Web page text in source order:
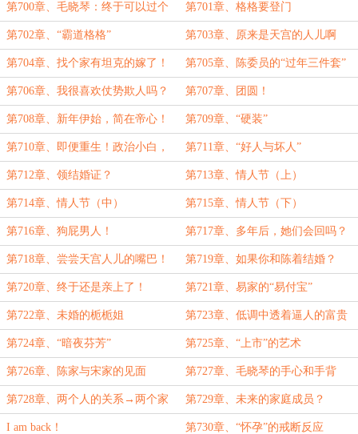
第700章、毛晓琴：终于可以过个
安心年了！
第701章、格格要登门
第702章、“霸道格格” 第703章、原来是天宫的人儿啊
第704章、找个家有坦克的嫁了！ 第705章、陈委员的“过年三件套”
第706章、我很喜欢仗势欺人吗？ 第707章、团圆！
第708章、新年伊始，简在帝心！ 第709章、“硬装”
第710章、即便重生！政治小白，
亦当不了经济强人
第711章、“好人与坏人”
第712章、领结婚证？ 第713章、情人节（上）
第714章、情人节（中） 第715章、情人节（下）
第716章、狗屁男人！ 第717章、多年后，她们会回吗？
第718章、尝尝天宫人儿的嘴巴！ 第719章、如果你和陈着结婚？
第720章、终于还是亲上了！ 第721章、易家的“易付宝”
第722章、未婚的栀栀姐 第723章、低调中透着逼人的富贵
第724章、“暗夜芬芳” 第725章、“上市”的艺术
第726章、陈家与宋家的见面 第727章、毛晓琴的手心和手背
（二合一）
第728章、两个人的关系→两个家
庭的关系
第729章、未来的家庭成员？
I am back！ 第730章、“怀孕”的戒断反应